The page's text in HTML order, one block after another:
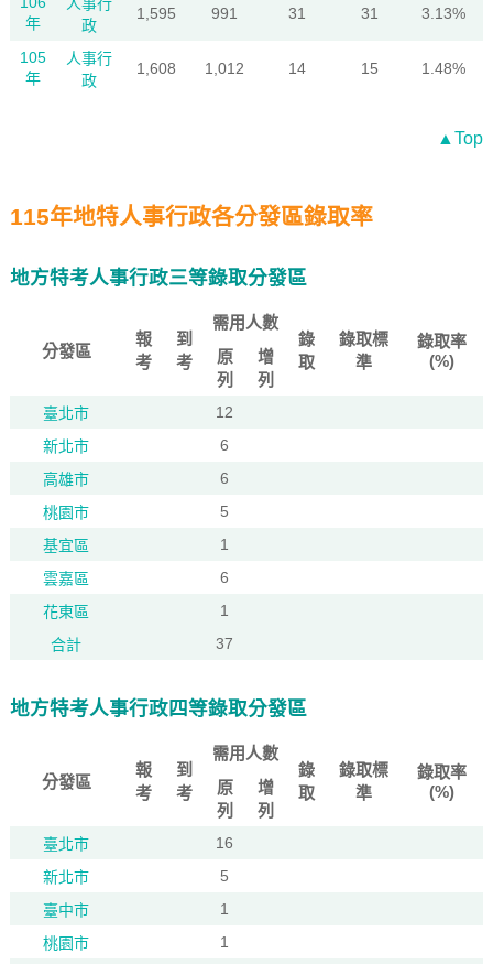
年
政
1,595 991 31 31 3.13%
105
年
人事行
政
1,608 1,012 14 15 1.48%
▲Top
115年地特人事行政各分發區錄取率
地方特考人事行政三等錄取分發區
分發區
報
考
到
考
需用人數
錄
取
錄取標
準
錄取率
(%)
原
列
增
列
臺北市
12
新北市
6
高雄市
6
桃園市
5
基宜區
1
雲嘉區
6
花東區
1
合計
37
地方特考人事行政四等錄取分發區
分發區
報
考
到
考
需用人數
錄
取
錄取標
準
錄取率
(%)
原
列
增
列
臺北市
16
新北市
5
臺中市
1
桃園市
1